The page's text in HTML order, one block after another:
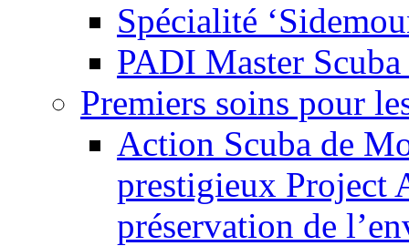
Spécialité
PADI Master
Premiers soins pour
Action Scuba de
prestigieux Project
préservation de